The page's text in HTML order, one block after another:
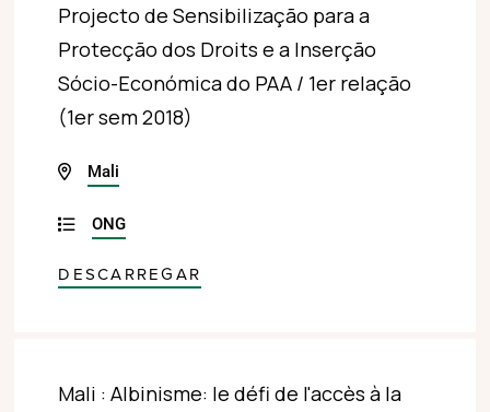
Projecto de Sensibilização para a
Protecção dos Droits e a Inserção
Sócio-Económica do PAA / 1er relação
(1er sem 2018)
Mali
ONG
DESCARREGAR
Mali : Albinisme: le défi de l'accès à la